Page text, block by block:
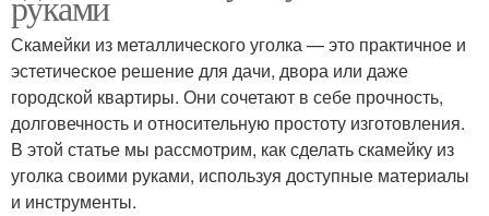
Скамейки из металлического уголка — это практичное и
эстетическое решение для дачи, двора или даже
городской квартиры. Они сочетают в себе прочность,
долговечность и относительную простоту изготовления.
В этой статье мы рассмотрим, как сделать скамейку из
уголка своими руками, используя доступные материалы
и инструменты.